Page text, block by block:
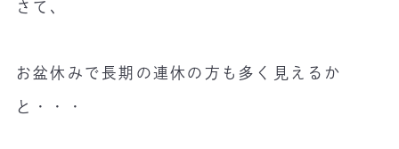
さて、
お盆休みで長期の連休の方も多く見えるか
と・・・